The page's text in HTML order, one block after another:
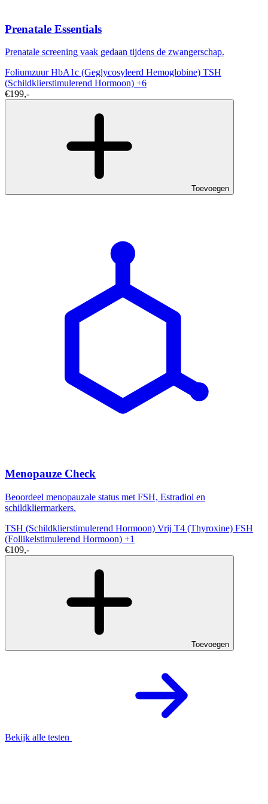
Prenatale Essentials
Prenatale screening vaak gedaan tijdens de zwangerschap.
FoliumzuurHbA1c (Geglycosyleerd Hemoglobine) TSH
(Schildklierstimulerend Hormoon) +6
€199,-
Toevoegen
Menopauze Check
Beoordeel menopauzale status met FSH, Estradiol en
schildkliermarkers.
TSH (Schildklierstimulerend Hormoon) Vrij T4 (Thyroxine) FSH
(Follikelstimulerend Hormoon) +1
€109,-
Toevoegen
Bekijk alle testen